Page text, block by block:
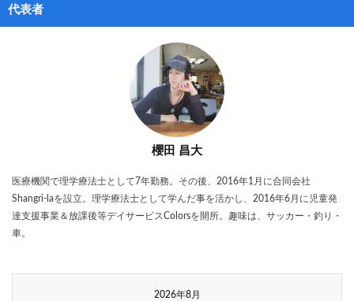
代表者
櫻田 昌大
医療機関で理学療法士として7年勤務。その後、2016年1月に合同会社
Shangri-laを設立。理学療法士として学んだ事を活かし、2016年6月に児童発
達支援事業＆放課後等デイサービスColorsを開所。趣味は、サッカー・釣り・
車。
2026年8月